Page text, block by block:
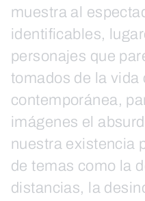
muestra al
identificables,
personajes que
tomados de la vida
contemporánea,
imágenes el
nuestra existencia
de temas como la
distancias, la